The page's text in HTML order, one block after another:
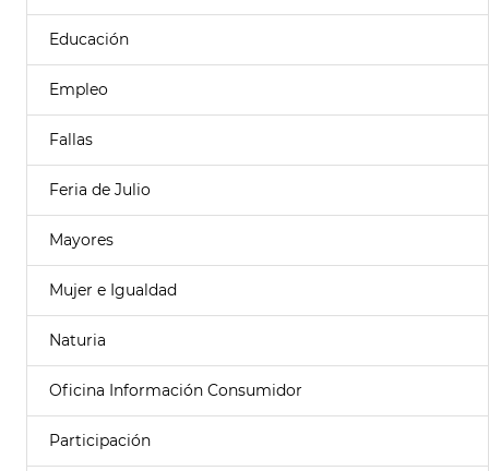
Educación
Empleo
Fallas
Feria de Julio
Mayores
Mujer e Igualdad
Naturia
Oficina Información Consumidor
Participación